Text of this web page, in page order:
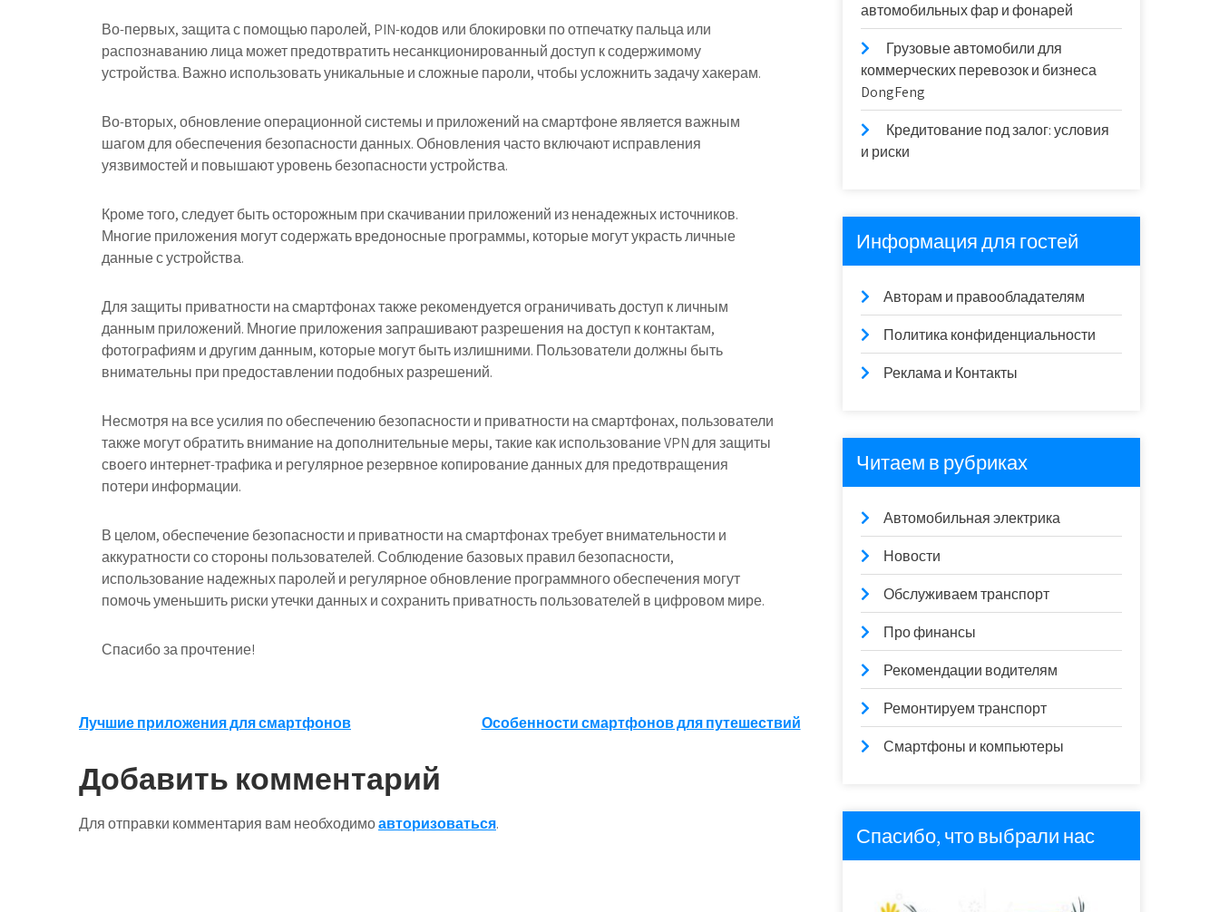
Во-первых, защита с помощью паролей, PIN-кодов или блокировки по отпечатку пальца или
распознаванию лица может предотвратить несанкционированный доступ к содержимому
устройства. Важно использовать уникальные и сложные пароли, чтобы усложнить задачу хакерам.
Во-вторых, обновление операционной системы и приложений на смартфоне является важным
шагом для обеспечения безопасности данных. Обновления часто включают исправления
уязвимостей и повышают уровень безопасности устройства.
Кроме того, следует быть осторожным при скачивании приложений из ненадежных источников.
Многие приложения могут содержать вредоносные программы, которые могут украсть личные
данные с устройства.
Для защиты приватности на смартфонах также рекомендуется ограничивать доступ к личным
данным приложений. Многие приложения запрашивают разрешения на доступ к контактам,
фотографиям и другим данным, которые могут быть излишними. Пользователи должны быть
внимательны при предоставлении подобных разрешений.
Несмотря на все усилия по обеспечению безопасности и приватности на смартфонах, пользователи
также могут обратить внимание на дополнительные меры, такие как использование VPN для защиты
своего интернет-трафика и регулярное резервное копирование данных для предотвращения
потери информации.
В целом, обеспечение безопасности и приватности на смартфонах требует внимательности и
аккуратности со стороны пользователей. Соблюдение базовых правил безопасности,
использование надежных паролей и регулярное обновление программного обеспечения могут
помочь уменьшить риски утечки данных и сохранить приватность пользователей в цифровом мире.
Спасибо за прочтение!
Навигация
по
записям
Лучшие приложения для смартфонов Особенности смартфонов для путешествий
Добавить комментарий
Для отправки комментария вам необходимоавторизоваться.
автомобильных фар и фонарей
Грузовые автомобили для
коммерческих перевозок и бизнеса
DongFeng
Кредитование под залог: условия
и риски
Информация для гостей
Авторам и правообладателям
Политика конфиденциальности
Реклама и Контакты
Читаем в рубриках
Автомобильная электрика
Новости
Обслуживаем транспорт
Про финансы
Рекомендации водителям
Ремонтируем транспорт
Смартфоны и компьютеры
Спасибо, что выбрали нас